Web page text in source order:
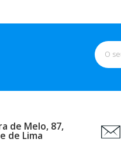
de Melo, 87,
de Lima